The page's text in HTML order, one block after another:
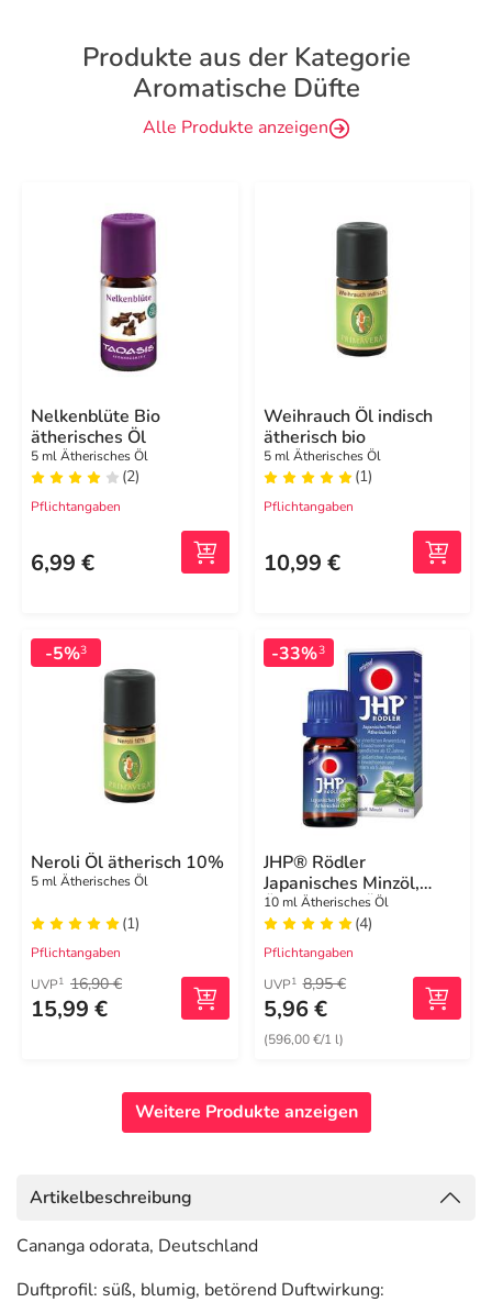
Produkte aus der Kategorie
Aromatische Düfte
Alle Produkte anzeigen
Nelkenblüte Bio
ätherisches Öl
5 ml Ätherisches Öl
(2)
Pflichtangaben
6,99 €
Weihrauch Öl indisch
ätherisch bio
5 ml Ätherisches Öl
(1)
Pflichtangaben
10,99 €
-5%3
Neroli Öl ätherisch 10%
5 ml Ätherisches Öl
(1)
Pflichtangaben
UVP1 16,90 €
15,99 €
-33%3
JHP® Rödler
Japanisches Minzöl,
Ätherisches Öl
10 ml Ätherisches Öl
(4)
Pflichtangaben
UVP1 8,95 €
5,96 €
(596,00 €/1 l)
Weitere Produkte anzeigen
Artikelbeschreibung
Cananga odorata, Deutschland
Duftprofil: süß, blumig, betörend Duftwirkung: